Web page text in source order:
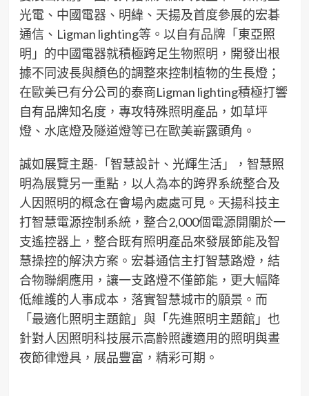
光電、中國電器、明緯、天揚及首度參展的宏碁
通信、Ligman lighting等。以自有品牌「東亞照
明」的中國電器就積極跨足生物照明，開發出根
據不同波長與顏色的調整來控制植物的生長燈；
在歐美已有分公司的泰商Ligman lighting積極打響
自有品牌知名度，專攻特殊照明產品，如草坪
燈、水底燈及隧道燈等已在歐美嶄露頭角。
誠如展覽主題-「智慧設計、光輝生活」，智慧照
明為展覽另一重點，以人為本的跨界系統整合及
人因照明的概念在會場內處處可見。天揚科技主
打智慧電源控制系統，整合2,000個電源開關於一
支遙控器上，整合既有照明產品來發展節能及智
慧操控的解決方案。宏碁通信主打智慧路燈，結
合物聯網應用，讓一支路燈不僅節能，更大幅降
低維護的人事成本，落實智慧城市的願景。而
「最適化照明主題館」與「先進照明主題館」也
針對人因照明科技展示高齡照護適用的照明與晝
夜節律燈具，展品豐富，精彩可期。